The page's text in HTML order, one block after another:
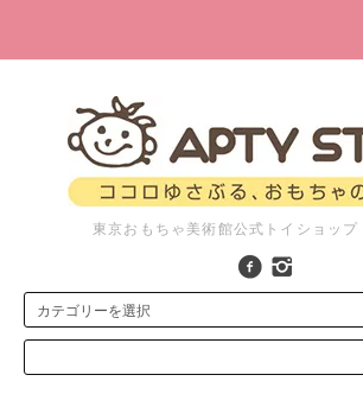
東京おもちゃ美術館公式トイショッ